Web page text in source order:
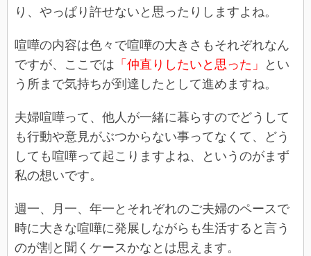
り、やっぱり許せないと思ったりしますよね。
喧嘩の内容は色々で喧嘩の大きさもそれぞれなん
ですが、ここでは 「仲直りしたいと思った」
とい
う所まで気持ちが到達したとして進めますね。
夫婦喧嘩って、他人が一緒に暮らすのでどうして
も行動や意見がぶつからない事ってなくて、どう
しても喧嘩って起こりますよね、というのがまず
私の想いです。
週一、月一、年一とそれぞれのご夫婦のペースで
時に大きな喧嘩に発展しながらも生活すると言う
のが割と聞くケースかなとは思えます。